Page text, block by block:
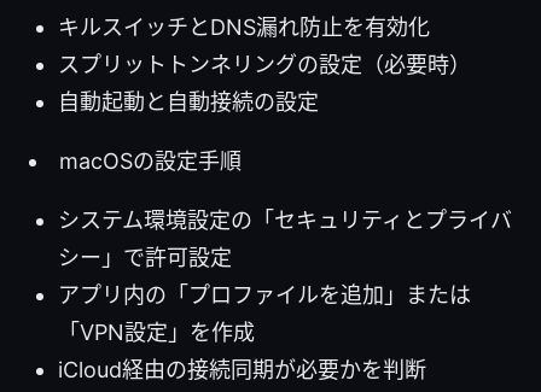
キルスイッチとDNS漏れ防止を有効化
スプリットトンネリングの設定（必要時）
自動起動と自動接続の設定
macOSの設定手順
システム環境設定の「セキュリティとプライバ
シー」で許可設定
アプリ内の「プロファイルを追加」または
「VPN設定」を作成
iCloud経由の接続同期が必要かを判断